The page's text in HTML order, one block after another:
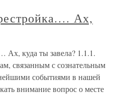
Ах,
Ах, куда ты завела? 1.1.1.
связанным с сознательным
событиями в нашей
внимание вопрос о месте